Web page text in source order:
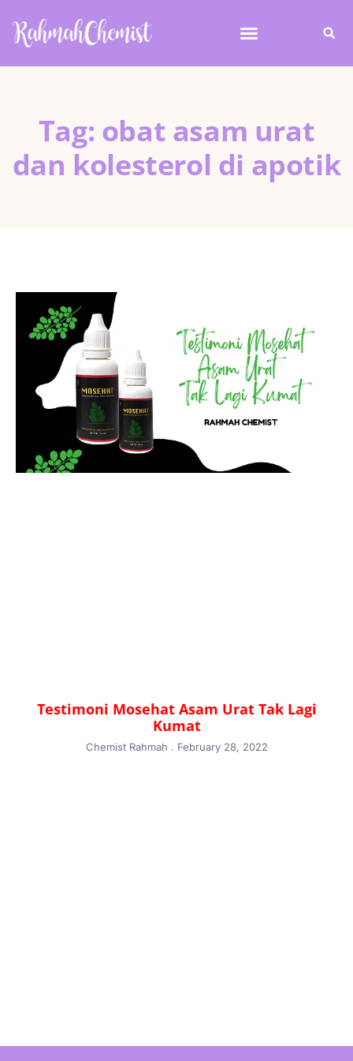
Tag: obat asam urat
dan kolesterol di apotik
Testimoni Mosehat Asam Urat Tak Lagi
Kumat
Chemist Rahmah February 28, 2022